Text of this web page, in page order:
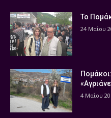
Το
24 Μαΐου
4 Μαΐου